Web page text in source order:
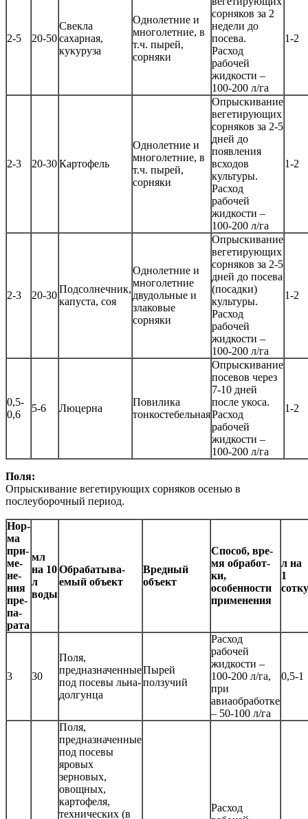
2-5 20-50
Свекла
сахарная,
кукуруза
Однолетние и
многолетние, в
т.ч. пырей,
сорняки
сорняков за 2
недели до
посева.
Расход
рабочей
жидкости –
100-200 л/га
1-2
2-3 20-30Картофель
Однолетние и
многолетние, в
т.ч. пырей,
сорняки
Опрыскивание
вегетирующих
сорняков за 2-5
дней до
появления
всходов
культуры.
Расход
рабочей
жидкости –
100-200 л/га
1-2
2-3 20-30
Подсолнечник,
капуста, соя
Однолетние и
многолетние
двудольные и
злаковые
сорняки
Опрыскивание
вегетирующих
сорняков за 2-5
дней до посева
(посадки)
культуры.
Расход
рабочей
жидкости –
100-200 л/га
1-2
0,5-
0,6
5-6 Люцерна
Повилика
тонкостебельная
Опрыскивание
посевов через
7-10 дней
после укоса.
Расход
рабочей
жидкости –
100-200 л/га
1-2
Поля:
Опрыскивание вегетирующих сорняков осенью в
послеуборочный период.
Нор­
ма
при­
ме­
не­
ния
пре­
па­
ра­та
мл
на 10
л
воды
Об­ра­ба­ты­ва­
емый объ­ект
Вред­ный
объ­ект
Спо­соб, вре­
мя об­ра­бот­
ки,
осо­бен­нос­ти
при­ме­не­ния
л на
1
сотку
3 30
Поля,
предназначенные
под посевы льна-
долгунца
Пырей
ползучий
Расход
рабочей
жидкости –
100-200 л/га,
при
авиаобработке
– 50-100 л/га
0,5-1
Поля,
предназначенные
под посевы
яровых
зерновых,
овощных,
картофеля,
технических (в
Расход